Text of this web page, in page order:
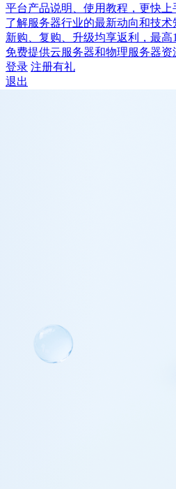
平台产品说明、使用教程，更快上
了解服务器行业的最新动向和技术
新购、复购、升级均享返利，最高
免费提供云服务器和物理服务器资
登录 注册有礼
退出